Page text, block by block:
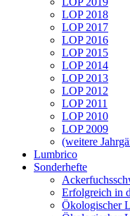
LOP 2018
LOP 2017
LOP 2016
LOP 2015
LOP 2014
LOP 2013
LOP 2012
LOP 2011
LOP 2010
LOP 2009
(weitere
Lumbrico
Sonderhefte
Erfolgreich in
Ökologischer